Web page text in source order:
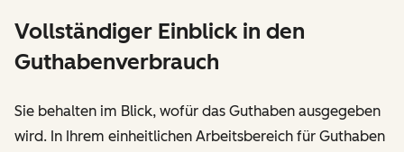
Vollständiger Einblick in den
Guthabenverbrauch
Sie behalten im Blick, wofür das Guthaben ausgegeben
wird. In Ihrem einheitlichen Arbeitsbereich für Guthaben